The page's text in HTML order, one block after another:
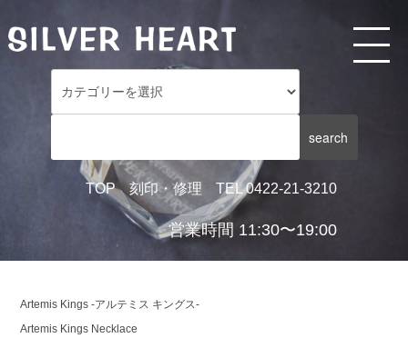
TOP 刻印・修理 TEL 0422-21-3210
営業時間 11:30〜19:00
Artemis Kings -アルテミス キングス-
Artemis Kings Necklace